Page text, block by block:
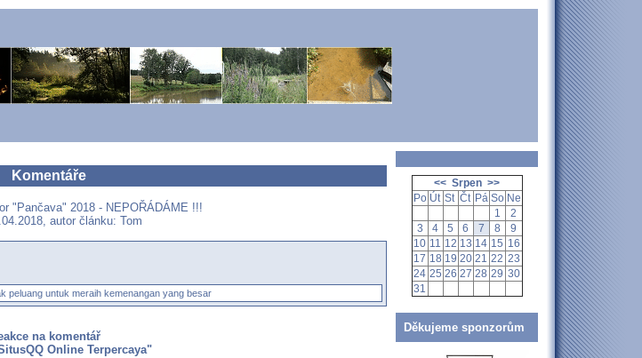
Komentáře
"Pančava" 2018 - NEPOŘÁDÁME !!!
autor článku: Tom
peluang untuk meraih kemenangan yang besar
na komentář
Online Terpercaya"
<< Srpen >>
Po Út St Čt Pá So Ne
1
2
3
4 5 6 7 8
9
10 11 12 13 14 15 16
17 18 19 20 21 22 23
24 25 26 27 28 29 30
31
Děkujeme sponzorům